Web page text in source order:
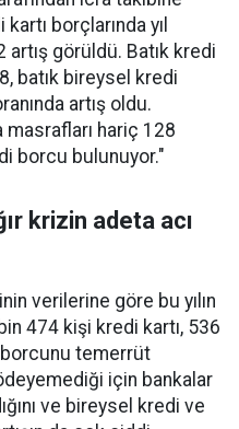
borçlarında yıl
artış görüldü. Batık kredi
batık bireysel kredi
artış oldu.
hariç 128
borcu bulunuyor."
krizin adeta acı
verilerine göre bu yılın
474 kişi kredi kartı, 536
temerrüt
için bankalar
ve bireysel kredi ve